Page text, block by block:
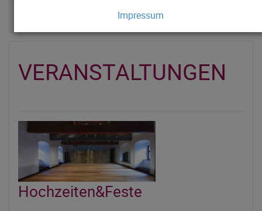
VERANSTALTUNGEN
Hochzeiten&Feste
KLIMABÜNDNISBETRIEBImpressum